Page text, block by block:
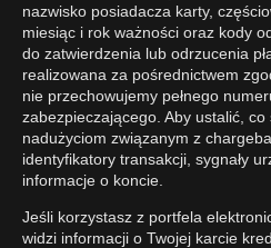
nazwisko posiadacza karty,
miesiąc i rok ważności oraz kody
do zatwierdzenia lub odrzucenia
realizowana za pośrednictwem
nie przechowujemy pełnego
zabezpieczającego. Aby ustalić,
nadużyciom związanym z
identyfikatory transakcji, sygnały
informacje o koncie.
Jeśli korzystasz z portfela
widzi informacji o Twojej karcie